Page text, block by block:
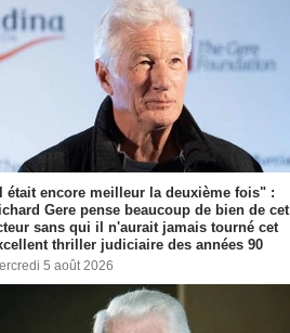
était encore meilleur la deuxième fois" :
Gere pense beaucoup de bien de cet
sans qui il n'aurait jamais tourné cet
thriller judiciaire des années 90
5 août 2026